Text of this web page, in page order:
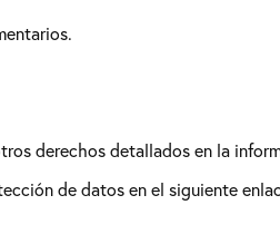
derechos detallados en la
de datos en el siguiente